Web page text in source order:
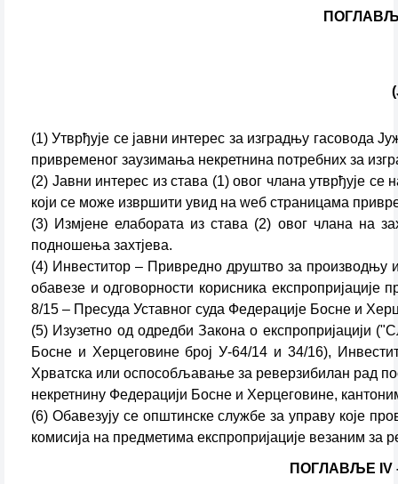
(1) Утврђује се јавни интерес за изградњу гасовода
привременог заузимања некретнина потребних за
(2) Јавни интерес из става (1) овог члана утврђује се
који се може извршити увид на wеб страницама
(3) Измјене елабората из става (2) овог члана на
подношења захтјева.
(4) Инвеститор – Привредно друштво за производњу
обавезе и одговорности корисника
8/15 – Пресуда Уставног суда Федерације Босне и
(5) Изузетно од одредби Закона о експропријацији
Босне и Херцеговине број У-64/14 и 34/16),
Хрватска или оспособљавање за реверзибилан рад
некретнину Федерацији Босне и Херцеговине,
(6) Обавезују се општинске службе за управу које
комисија на предметима експропријације везаним за
ПОГЛАВЉЕ IV